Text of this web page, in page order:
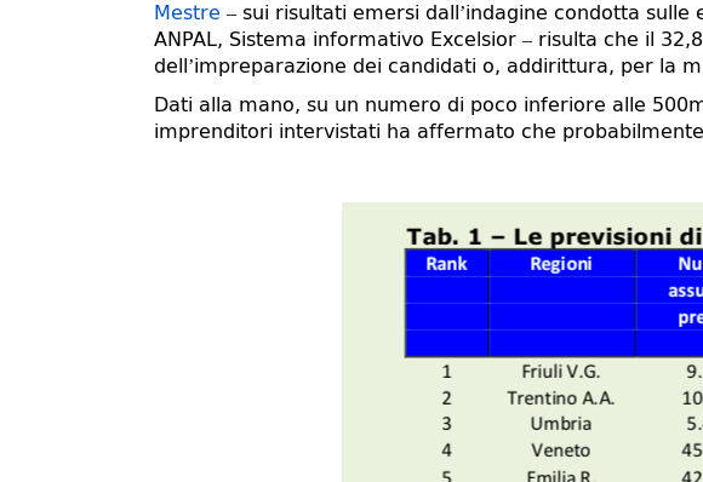
Mestre – sui risultati emersi dall’indagine condotta
ANPAL, Sistema informativo Excelsior – risulta che il
dell’impreparazione dei candidati o, addirittura, per la
Dati alla mano, su un numero di poco inferiore alle
imprenditori intervistati ha affermato che